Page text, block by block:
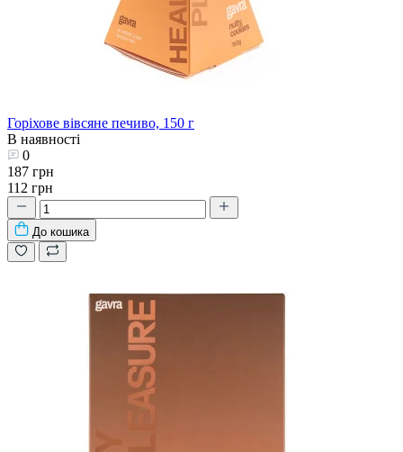
Горіхове вівсяне печиво, 150 г
В наявності
0
187 грн
112 грн
До кошика